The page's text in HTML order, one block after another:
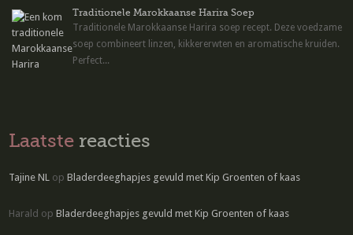
Traditionele Marokkaanse Harira Soep
Traditionele Marokkaanse Harira soep recept. Deze voedzame
soep combineert linzen, kikkererwten en aromatische kruiden.
Perfect...
Laatste reacties
Tajine NL opBladerdeeghapjes gevuld met Kip Groenten of kaas
Harald opBladerdeeghapjes gevuld met Kip Groenten of kaas